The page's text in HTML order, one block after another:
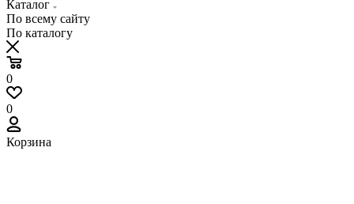
Каталог
По всему сайту
По каталогу
0
0
Корзина